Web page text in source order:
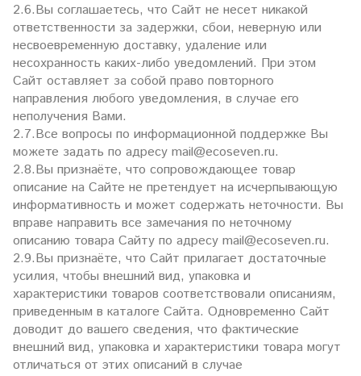
2.6.Вы соглашаетесь, что Сайт не несет никакой
ответственности за задержки, сбои, неверную или
несвоевременную доставку, удаление или
несохранность каких-либо уведомлений. При этом
Сайт оставляет за собой право повторного
направления любого уведомления, в случае его
неполучения Вами.
2.7.Все вопросы по информационной поддержке Вы
можете задать по адресу mail@ecoseven.ru.
2.8.Вы признаёте, что сопровождающее товар
описание на Сайте не претендует на исчерпывающую
информативность и может содержать неточности. Вы
вправе направить все замечания по неточному
описанию товара Сайту по адресу mail@ecoseven.ru.
2.9.Вы признаёте, что Сайт прилагает достаточные
усилия, чтобы внешний вид, упаковка и
характеристики товаров соответствовали описаниям,
приведенным в каталоге Сайта. Одновременно Сайт
доводит до вашего сведения, что фактические
внешний вид, упаковка и характеристики товара могут
отличаться от этих описаний в случае